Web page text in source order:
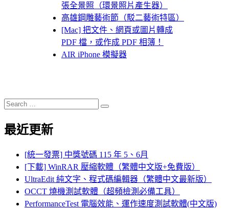
張全景照（環景照片產生器）
高雄鋼雕藝術節（駁二藝術特區）
[Mac] 把文件、網頁或圖片轉成
PDF 檔，或作成 PDF 相簿！
AIR iPhone 模擬器
Search
for:
Search
最近更新
[統一發票] 中獎號碼 115 年 5、6月
[下載] WinRAR 壓縮軟體（繁體中文版+免費版）
UltraEdit 純文字、程式碼編輯器（繁體中文最新版）
OCCT 燒機測試軟體（超頻檢測必備工具）
PerformanceTest 電腦效能、運作速度測試軟體(中文版)